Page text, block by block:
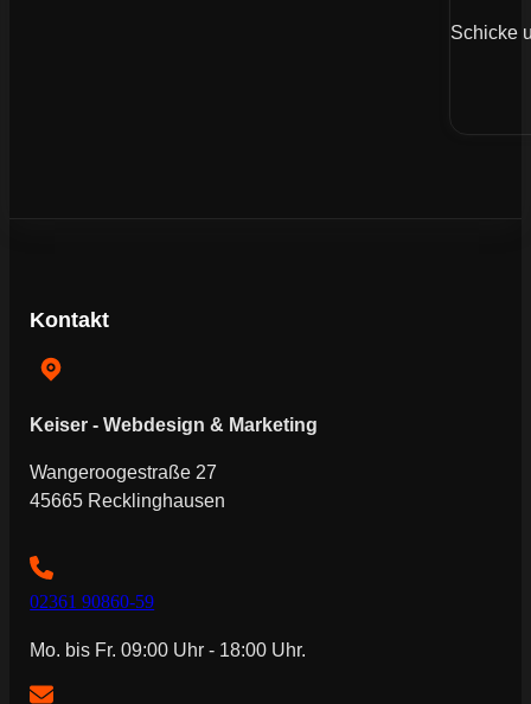
Schicke
Kontakt
Keiser - Webdesign & Marketing
Wangeroogestraße 27
45665 Recklinghausen
02361 90860-59
Mo. bis Fr. 09:00 Uhr - 18:00 Uhr.